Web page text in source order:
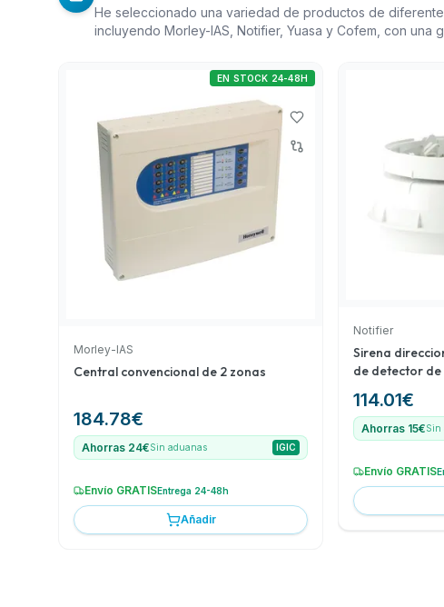
He seleccionado una variedad de productos de
incluyendo Morley-IAS, Notifier, Yuasa y Cofem, con una
complementario esencial para varios sistemas de
incendios, mientras que los detectores y sirenas son
la detección y alerta de incendios. Esta selección ofrece
calidad-precio considerando las necesidades típicas en
detección de incendios.
Morley-IAS
Central convencional de 2 zonas
184.78€
EN STOCK 24-48H
Ahorras 24€Sin aduanas IGIC
Envío GRATISEntrega 24-48h
Añadir
Notifier
Sirena
de detector
114.01€
Ahorras 15€Sin
Envío GRATIS